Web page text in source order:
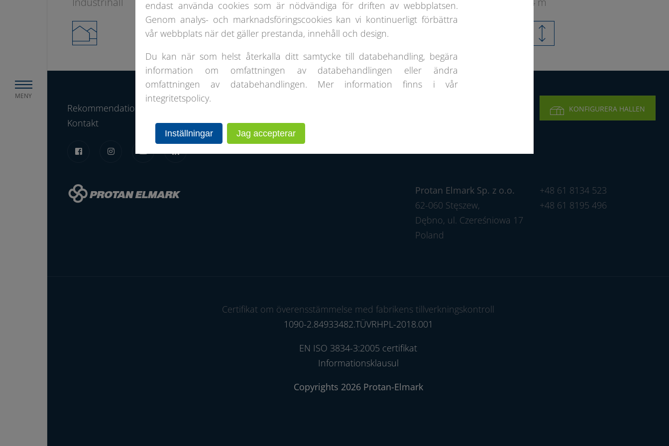
MENY
Rekommendationsbok
Kontakt
KONFIGURERA HALLEN
Protan Elmark Sp. z o.o.
62-060 Stęszew,
Dębno, ul. Czereśniowa 17
Poland
+48 61 8134 523
+48 61 8195 496
Certifikat om överensstämmelse med fabrikens tillverkningskontroll
1090-2.84933482.TÜVRHPL-2018.001
EN ISO 3834-3:2005 certifikat
Informationsklausul
Copyrights 2026 Protan-Elmark
endast använda cookies som är nödvändiga för driften av webbplatsen.
Genom analys- och marknadsföringscookies kan vi kontinuerligt förbättra
vår webbplats när det gäller prestanda, innehåll och design.
Du kan när som helst återkalla ditt samtycke till databehandling, begära
information om omfattningen av databehandlingen eller ändra
omfattningen av databehandlingen. Mer information finns i vår
integritetspolicy.
Inställningar Jag accepterar